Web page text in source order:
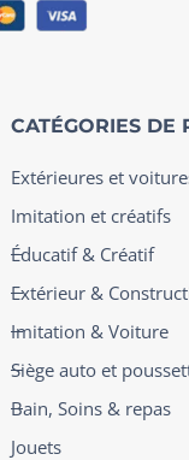
CATÉGORIES DE
Extérieures et
Imitation et créatifs
Éducatif & Créatif
Extérieur &
Imitation & Voiture
Siège auto et
Bain, Soins & repas
Jouets